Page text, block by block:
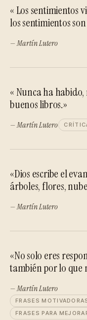
« Los sentimientos
los sentimientos
— Martín Lutero
« Nunca ha
buenos libros.»
— Martín Lutero
«Dios escribe el
árboles, flores,
— Martín Lutero
«No solo eres
también por lo que
— Martín Lutero
FRASES
FRASES PARA